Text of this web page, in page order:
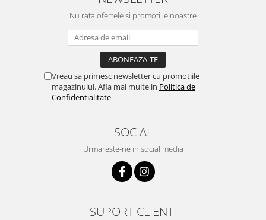
Nu rata ofertele si promotiile noastre
Vreau sa primesc newsletter cu promotiile
magazinului. Afla mai multe in Politica de
Confidentialitate
SOCIAL
Urmareste-ne in social media
SUPORT CLIENTI